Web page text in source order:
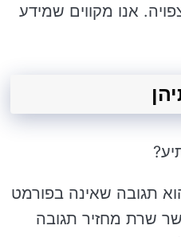
אנו מקווים שמידע
תגובה שאינה בפורמט
שרת מחזיר תגובה